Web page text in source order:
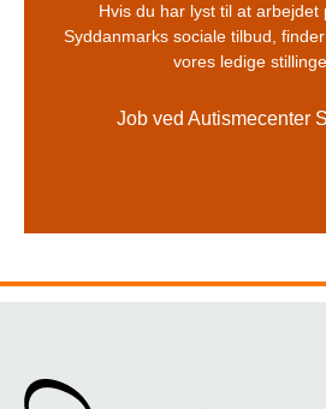
Hvis du har lyst til at arbejdet
Syddanmarks sociale tilbud,
vores ledige
Job ved Autismecenter